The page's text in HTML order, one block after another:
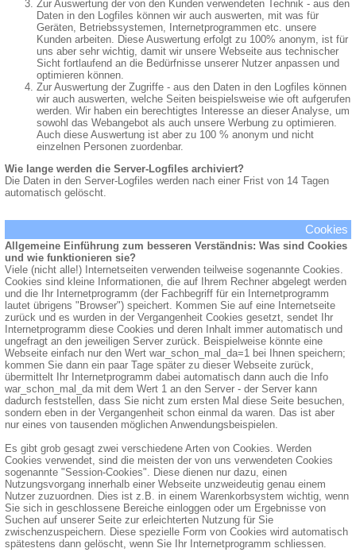
Zur Auswertung der von den Kunden verwendeten Technik - aus den
Daten in den Logfiles können wir auch auswerten, mit was für
Geräten, Betriebssystemen, Internetprogrammen etc. unsere
Kunden arbeiten. Diese Auswertung erfolgt zu 100% anonym, ist für
uns aber sehr wichtig, damit wir unsere Webseite aus technischer
Sicht fortlaufend an die Bedürfnisse unserer Nutzer anpassen und
optimieren können.
Zur Auswertung der Zugriffe - aus den Daten in den Logfiles können
wir auch auswerten, welche Seiten beispielsweise wie oft aufgerufen
werden. Wir haben ein berechtigtes Interesse an dieser Analyse, um
sowohl das Webangebot als auch unsere Werbung zu optimieren.
Auch diese Auswertung ist aber zu 100 % anonym und nicht
einzelnen Personen zuordenbar.
Wie lange werden die Server-Logfiles archiviert?
Die Daten in den Server-Logfiles werden nach einer Frist von 14 Tagen
automatisch gelöscht.
Cookies
Allgemeine Einführung zum besseren Verständnis: Was sind Cookies
und wie funktionieren sie?
Viele (nicht alle!) Internetseiten verwenden teilweise sogenannte Cookies.
Cookies sind kleine Informationen, die auf Ihrem Rechner abgelegt werden
und die Ihr Internetprogramm (der Fachbegriff für ein Internetprogramm
lautet übrigens "Browser") speichert. Kommen Sie auf eine Internetseite
zurück und es wurden in der Vergangenheit Cookies gesetzt, sendet Ihr
Internetprogramm diese Cookies und deren Inhalt immer automatisch und
ungefragt an den jeweiligen Server zurück. Beispielweise könnte eine
Webseite einfach nur den Wert war_schon_mal_da=1 bei Ihnen speichern;
kommen Sie dann ein paar Tage später zu dieser Webseite zurück,
übermittelt Ihr Internetprogramm dabei automatisch dann auch die Info
war_schon_mal_da mit dem Wert 1 an den Server - der Server kann
dadurch feststellen, dass Sie nicht zum ersten Mal diese Seite besuchen,
sondern eben in der Vergangenheit schon einmal da waren. Das ist aber
nur eines von tausenden möglichen Anwendungsbeispielen.
Es gibt grob gesagt zwei verschiedene Arten von Cookies. Werden
Cookies verwendet, sind die meisten der von uns verwendeten Cookies
sogenannte "Session-Cookies". Diese dienen nur dazu, einen
Nutzungsvorgang innerhalb einer Webseite unzweideutig genau einem
Nutzer zuzuordnen. Dies ist z.B. in einem Warenkorbsystem wichtig, wenn
Sie sich in geschlossene Bereiche einloggen oder um Ergebnisse von
Suchen auf unserer Seite zur erleichterten Nutzung für Sie
zwischenzuspeichern. Diese spezielle Form von Cookies wird automatisch
spätestens dann gelöscht, wenn Sie Ihr Internetprogramm schliessen.